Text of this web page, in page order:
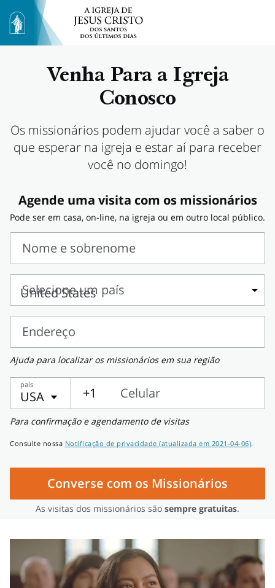
Venha Para a Igreja
Conosco
Os missionários podem ajudar você a saber o
que esperar na igreja e estar aí para receber
você no domingo!
Agende uma visita com os missionários
Pode ser em casa, on-line, na igreja ou em outro local público.
Nome e sobrenome
Nome
sobrenome
Selecione um país
Selecione
um
país
Endereço
Endereço
Ajuda para localizar os missionários em sua região
país
USA +1
Celular
Celular
Para confirmação e agendamento de visitas
Consulte nossa Notificação de privacidade (atualizada em 2021-04-06).
As visitas dos missionários são sempre gratuitas.
Converse com os Missionários